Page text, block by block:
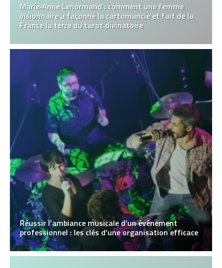
Marie‑Anne Lenormand : comment une femme
visionnaire a façonné la cartomancie et fait de la
France la terre du tarot divinatoire
Réussir l’ambiance musicale d’un événement
professionnel : les clés d’une organisation efficace